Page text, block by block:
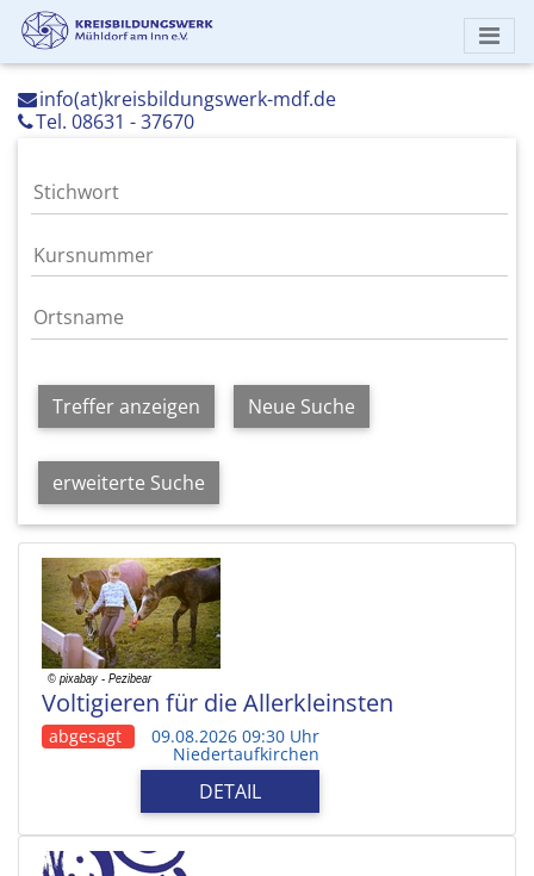
info(at)kreisbildungswerk-mdf.de
Tel. 08631 - 37670
Treffer anzeigen Neue Suche
erweiterte Suche
Voltigieren für die Allerkleinsten
abgesagt 09.08.2026 09:30 Uhr
Niedertaufkirchen
DETAIL